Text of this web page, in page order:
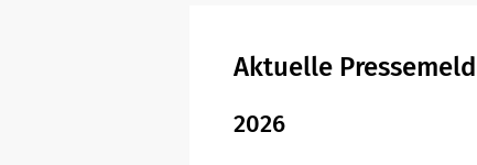
Aktuelle
2026